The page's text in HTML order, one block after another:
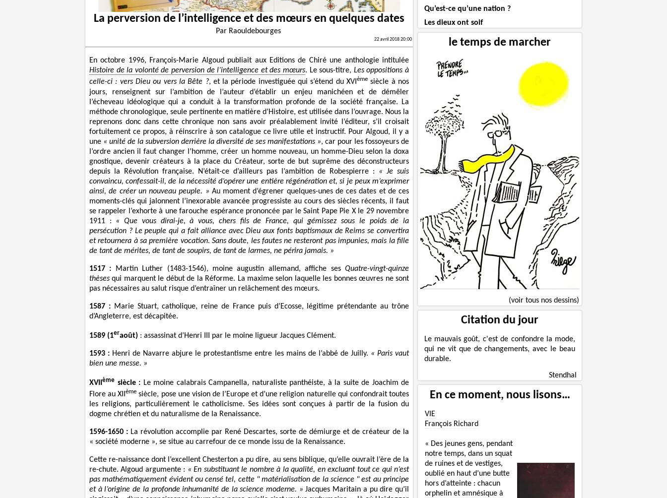
La perversion de l’intelligence et des mœurs en quelques dates
Par Raouldebourges
22 avril 2018 20:00
En octobre 1996, François-Marie Algoud publiait aux Editions de Chiré une anthologie intitulée
Histoire de la volonté de perversion de l’intelligence et des mœurs. Le sous-titre, Les oppositions à
celle-ci : vers Dieu ou vers la Bête ?, et la période investiguée qui s’étend du XVIème siècle à nos
jours, renseignent sur l’ambition de l’auteur d’établir un enjeu manichéen et de démêler
l’écheveau idéologique qui a conduit à la transformation profonde de la société française. La
méthode chronologique, seule pertinente en matière d’Histoire, est utilisée dans l’ouvrage. Nous la
reprenons donc dans cette chronique non sans avoir préalablement invité l’éditeur, s’il croisait
fortuitement ce propos, à réinscrire à son catalogue ce livre utile et instructif. Pour Algoud, il y a
une « unité de la subversion derrière la diversité de ses manifestations », car pour les fossoyeurs de
l’ordre ancien il faut changer l’homme, créer un homme nouveau, un homme-Dieu selon la doxa
gnostique, devenir créateurs à la place du Créateur, sorte de but suprême des déconstructeurs
depuis la Révolution française. N’était-ce d’ailleurs pas l’ambition de Robespierre : « Je suis
convaincu, confessait-il, de la nécessité d’opérer une entière régénération et, si je peux m’exprimer
ainsi, de créer un nouveau peuple. » Au moment d’égrener quelques-unes de ces dates et de ces
moments-clés qui jalonnent l’inexorable avancée progressiste au cours des siècles récents, il faut
se rappeler l’exhorte à une farouche espérance prononcée par le Saint Pape Pie X le 29 novembre
1911 : « Que vous dirai-je, à vous, chers fils de France, qui gémissez sous le poids de la
persécution ? Le peuple qui a fait alliance avec Dieu aux fonts baptismaux de Reims se convertira
et retournera à sa première vocation. Sans doute, les fautes ne resteront pas impunies, mais la fille
de tant de mérites, de tant de soupirs, de tant de larmes, ne périra jamais. »
1517 : Martin Luther (1483-1546), moine augustin allemand, affiche sesQuatre-vingt-quinze
thèses qui marquent le début de la Réforme. La maxime selon laquelle les bonnes œuvres ne sont
pas nécessaires au salut risque d’entraîner un relâchement des mœurs.
1587 :Marie Stuart, catholique, reine de France puis d’Ecosse, légitime prétendante au trône
d’Angleterre, est décapitée.
1589 (1eraoût) : assassinat d’Henri III par le moine ligueur Jacques Clément.
1593 : Henri de Navarre abjure le protestantisme entre les mains de l’abbé de Juilly. « Paris vaut
bien une messe. »
XVII ème siècle : Le moine calabrais Campanella, naturaliste panthéiste, à la suite de Joachim de
Flore au XIIème siècle, pose une vision de l’Europe et d’une religion naturelle qui confondrait toutes
les religions, particulièrement le catholicisme. Ses idées sont conçues à partir de la fusion du
dogme chrétien et du naturalisme de la Renaissance.
1596-1650 : La révolution accomplie par René Descartes, sorte de démiurge et de créateur de la
« société moderne », se situe au carrefour de ce monde issu de la Renaissance.
Cette re-naissance dont l’excellent Chesterton a pu dire, au sens biblique, qu’elle ouvrait l’ère de la
re-chute. Algoud argumente : « En substituant le nombre à la qualité, en excluant tout ce qui n’est
pas mathématiquement évident ou censé tel, cette " matérialisation de la science " est au principe
et à l’origine de la profonde inhumanité de la science moderne. » Jacques Maritain a pu dire qu’il
Qu’est-ce qu’une nation ?
Les dieux ont soif
le temps de marcher
(voir tous nos dessins)
Citation du jour
Le mauvais goût, c'est de confondre la mode,
qui ne vit que de changements, avec le beau
durable.
Stendhal
En ce moment, nous lisons…
VIE
François Richard
« Des jeunes gens, pendant
notre temps, dans un squat
de ruines et de vestiges,
oublié en haut d’une butte
hors d’atteinte : chacun
orphelin et amnésique à